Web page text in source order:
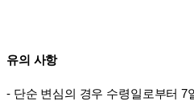
유의 사항
- 단순 변심의 경우 수령일로부터 7